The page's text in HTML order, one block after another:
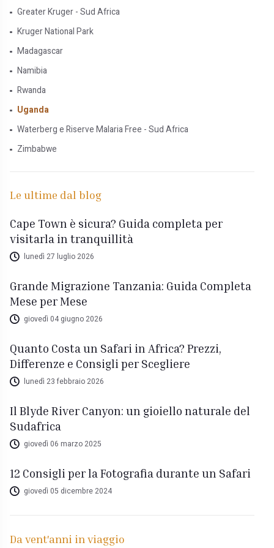
Greater Kruger - Sud Africa
Kruger National Park
Madagascar
Namibia
Rwanda
Uganda
Waterberg e Riserve Malaria Free - Sud Africa
Zimbabwe
Le ultime dal blog
Cape Town è sicura? Guida completa per
visitarla in tranquillità
lunedì 27 luglio 2026
Grande Migrazione Tanzania: Guida Completa
Mese per Mese
giovedì 04 giugno 2026
Quanto Costa un Safari in Africa? Prezzi,
Differenze e Consigli per Scegliere
lunedì 23 febbraio 2026
Il Blyde River Canyon: un gioiello naturale del
Sudafrica
giovedì 06 marzo 2025
12 Consigli per la Fotografia durante un Safari
giovedì 05 dicembre 2024
Da vent'anni in viaggio